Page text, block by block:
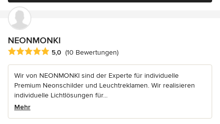
NEONMONKI
Durchschnittliche Bewertung: 5 von 5 Sternen
5,0 (10 Bewertungen)
Wir von NEONMONKI sind der Experte für individuelle
Premium Neonschilder und Leuchtreklamen. Wir realisieren
individuelle Lichtlösungen für...
Mehr